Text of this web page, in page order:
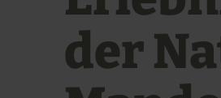
der